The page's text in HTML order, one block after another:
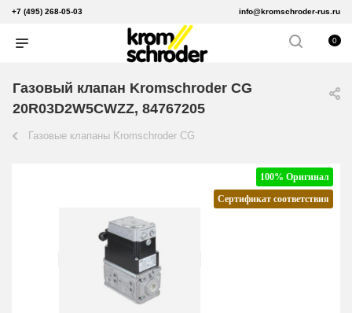
+7 (495) 268-05-03 info@kromschroder-rus.ru
0
Газовый клапан Kromschroder CG
20R03D2W5CWZZ, 84767205
Газовые клапаны Kromschroder CG
100% Оригинал
Сертификат соответствия